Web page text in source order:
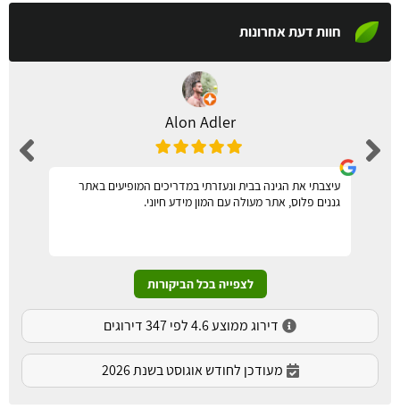
חוות דעת אחרונות
Alon Adler
עיצבתי את הגינה בבית ונעזרתי במדריכים המופיעים באתר
גננים פלוס, אתר מעולה עם המון מידע חיוני.
לצפייה בכל הביקורות
דירוג ממוצע 4.6 לפי 347 דירוגים
מעודכן לחודש אוגוסט בשנת 2026